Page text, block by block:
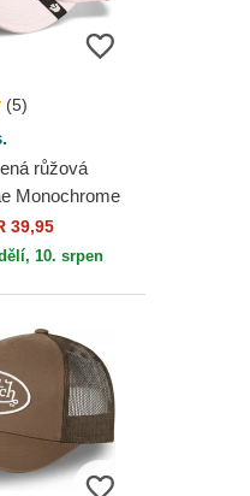
(5)
růžová
Monochrome
Bros.
39,95
10. srpen